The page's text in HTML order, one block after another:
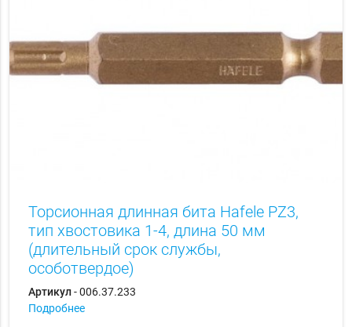
Торсионная длинная бита Hаfele PZ3,
тип хвостовика 1-4, длина 50 мм
(длительный срок службы,
особотвердое)
Артикул- 006.37.233
Подробнее